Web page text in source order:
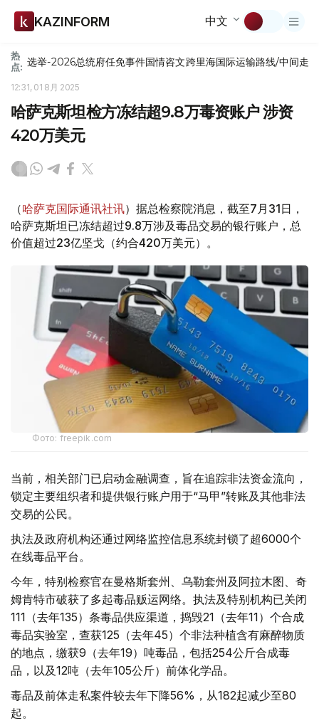
KAZINFORM 中文
热
点: 选举-2026总统府任免事件国情咨文跨里海国际运输路线/中间走廊
12:31, 01 8月 2025
哈萨克斯坦检方冻结超9.8万毒资账户 涉资
420万美元
（哈萨克国际通讯社讯）据总检察院消息，截至7月31日，
哈萨克斯坦已冻结超过9.8万涉及毒品交易的银行账户，总
价值超过23亿坚戈（约合420万美元）。
Фото: freepik.com
当前，相关部门已启动金融调查，旨在追踪非法资金流向，
锁定主要组织者和提供银行账户用于“马甲”转账及其他非法
交易的公民。
执法及政府机构还通过网络监控信息系统封锁了超6000个
在线毒品平台。
今年，特别检察官在曼格斯套州、乌勒套州及阿拉木图、奇
姆肯特市破获了多起毒品贩运网络。执法及特别机构已关闭
111（去年135）条毒品供应渠道，捣毁21（去年11）个合成
毒品实验室，查获125（去年45）个非法种植含有麻醉物质
的地点，缴获9（去年19）吨毒品，包括254公斤合成毒
品，以及12吨（去年105公斤）前体化学品。
毒品及前体走私案件较去年下降56%，从182起减少至80
起。